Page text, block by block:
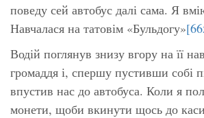
поведу сей автобус далі сама. Я
Навчалася на татовім «Бульдогу»
Водій поглянув знизу вгору на її
громаддя і, спершу пустивши собі
впустив нас до автобуса. Коли я
монети, щоби вкинути щось до